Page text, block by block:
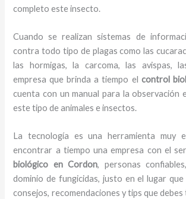
completo este insecto.
Cuando se realizan sistemas de
contra todo tipo de plagas como las
las hormigas, la carcoma, las avispas,
empresa que brinda a tiempo el control
cuenta con un manual para la observación
este tipo de animales e insectos.
La tecnología es una herramienta muy
encontrar a tiempo una empresa con el
biológico en Cordon, personas
dominio de fungicidas, justo en el lugar
consejos, recomendaciones y tips que